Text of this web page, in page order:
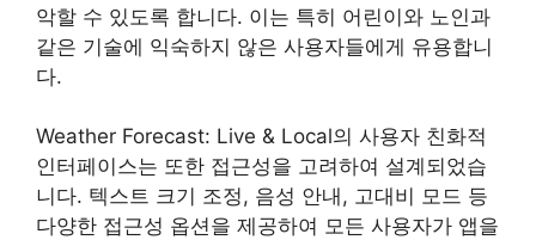
악할 수 있도록 합니다. 이는 특히 어린이와 노인과
같은 기술에 익숙하지 않은 사용자들에게 유용합니
다.
Weather Forecast: Live & Local의 사용자 친화적
인터페이스는 또한 접근성을 고려하여 설계되었습
니다. 텍스트 크기 조정, 음성 안내, 고대비 모드 등
다양한 접근성 옵션을 제공하여 모든 사용자가 앱을